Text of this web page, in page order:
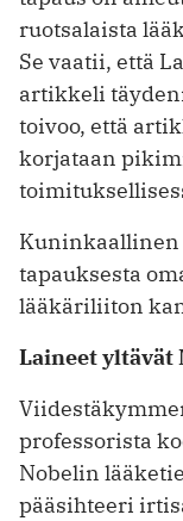
ruotsalaista
Se vaatii, että
artikkeli
toivoo, että
korjataan
Kuninkaallinen
tapauksesta
lääkäriliiton
Laineet yltävät
professorista
Nobelin
pääsihteeri